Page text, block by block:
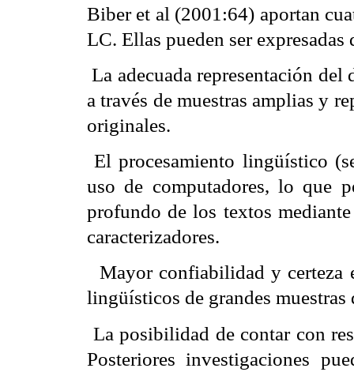
Biber et al (2001:64) aportan
LC. Ellas pueden ser expresadas
 La adecuada representación
a través de muestras amplias y
originales.
 El procesamiento lingüístico
uso de computadores, lo que
profundo de los textos
caracterizadores.
 Mayor confiabilidad y
lingüísticos de grandes muestras
 La posibilidad de contar con
Posteriores investigaciones